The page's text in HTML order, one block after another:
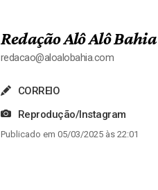
Redação Alô Alô Bahia
redacao@aloalobahia.com
CORREIO
Reprodução/Instagram
Publicado em 05/03/2025 às 22:01